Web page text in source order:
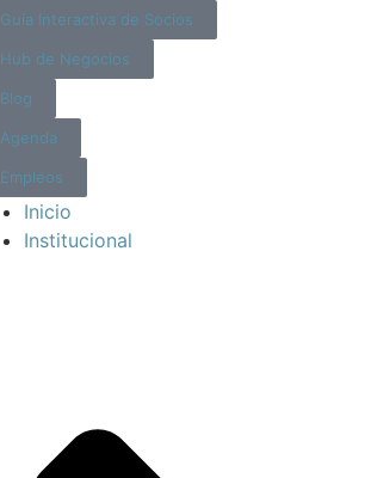
Guía Interactiva de Socios
Hub de Negocios
Blog
Agenda
Empleos
Inicio
Institucional